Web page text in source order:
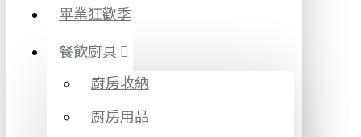
畢業狂歡季
餐飲廚具
廚房收納
廚房用品